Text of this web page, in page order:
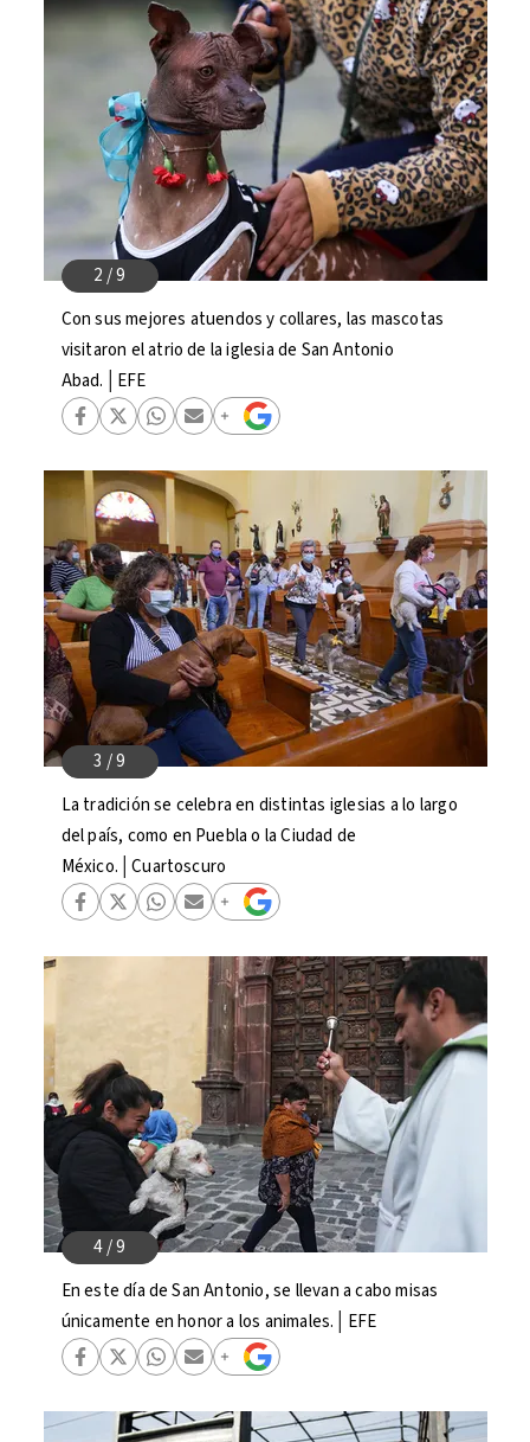
Con sus mejores atuendos y collares, las mascotas
visitaron el atrio de la iglesia de San Antonio
Abad.│EFE
La tradición se celebra en distintas iglesias a lo largo
del país, como en Puebla o la Ciudad de
México.│Cuartoscuro
En este día de San Antonio, se llevan a cabo misas
únicamente en honor a los animales.│EFE